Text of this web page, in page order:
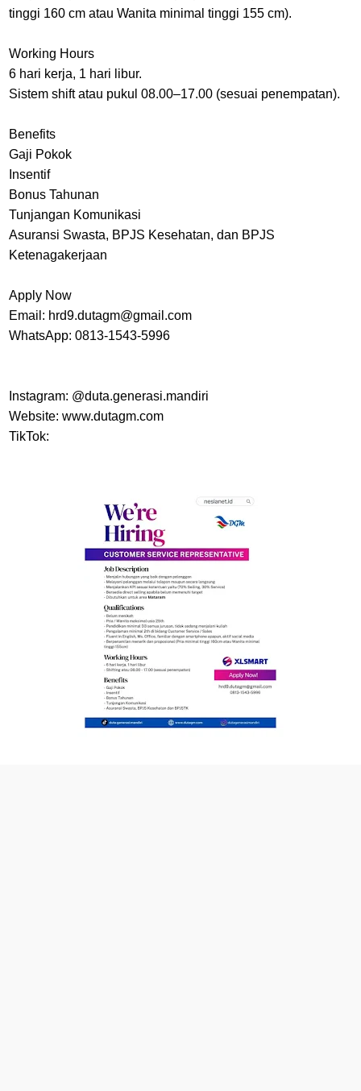
tinggi 160 cm atau Wanita minimal tinggi 155 cm).
Working Hours
6 hari kerja, 1 hari libur.
Sistem shift atau pukul 08.00–17.00 (sesuai penempatan).
Benefits
Gaji Pokok
Insentif
Bonus Tahunan
Tunjangan Komunikasi
Asuransi Swasta, BPJS Kesehatan, dan BPJS
Ketenagakerjaan
Apply Now
Email: hrd9.dutagm@gmail.com
WhatsApp: 0813-1543-5996
Instagram: @duta.generasi.mandiri
Website: www.dutagm.com
TikTok: